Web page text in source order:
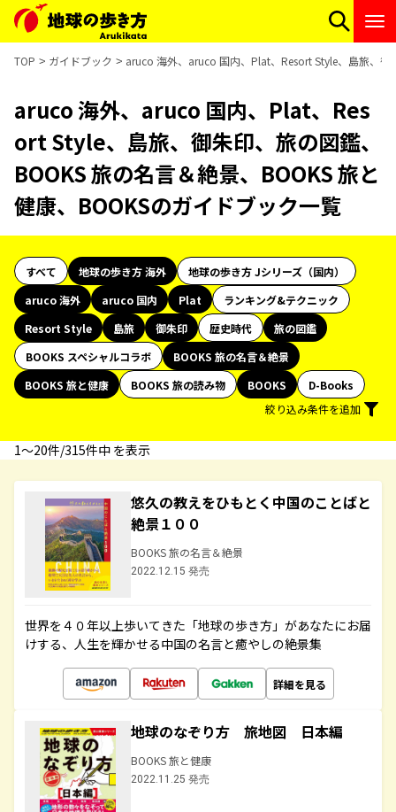
TOP ガイドブック aruco 海外、aruco 国内、Plat、Resort Style、島旅、御
aruco 海外、aruco 国内、Plat、Res
ort Style、島旅、御朱印、旅の図鑑、
BOOKS 旅の名言＆絶景、BOOKS 旅と
健康、BOOKSのガイドブック一覧
すべて 地球の歩き方 海外
地球の歩き方 Jシリーズ（国内）
aruco 海外
aruco 国内 Plat
ランキング&テクニック
Resort Style
島旅 御朱印 歴史時代
旅の図鑑
BOOKS スペシャルコラボ
BOOKS 旅の名言＆絶景
BOOKS 旅と健康
BOOKS 旅の読み物 BOOKS
D-Books
絞り込み条件を追加
1〜20件/315件中 を表示
悠久の教えをひもとく中国のことばと
絶景１００
BOOKS 旅の名言＆絶景
2022.12.15 発売
世界を４０年以上歩いてきた「地球の歩き方」があなたにお届
けする、人生を輝かせる中国の名言と癒やしの絶景集
詳細を見る
地球のなぞり方 旅地図 日本編
BOOKS 旅と健康
2022.11.25 発売